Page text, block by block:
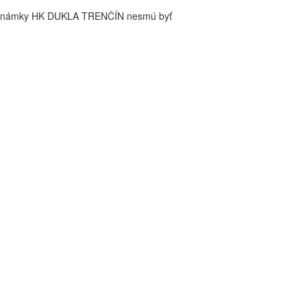
HK DUKLA TRENČÍN nesmú byť